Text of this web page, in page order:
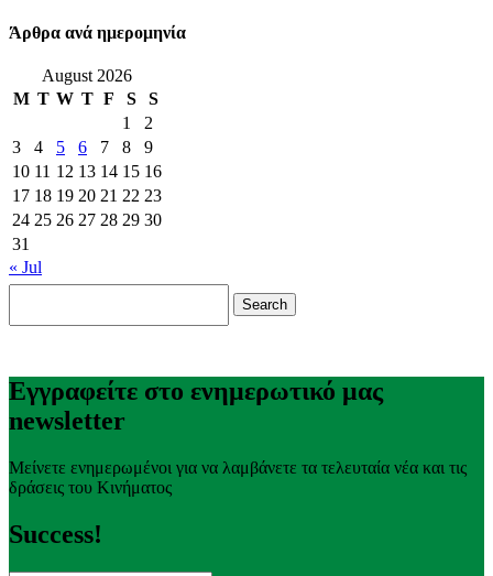
Άρθρα ανά ημερομηνία
August 2026
M T W T F S
S
1
2
3
4 5 6 7 8
9
10 11 12 13 14 15 16
17 18 19 20 21 22 23
24 25 26 27 28 29 30
31
« Jul
Εγγραφείτε στο ενημερωτικό μας
newsletter
Μείνετε ενημερωμένοι για να λαμβάνετε τα τελευταία νέα και τις
δράσεις του Κινήματος
Success!